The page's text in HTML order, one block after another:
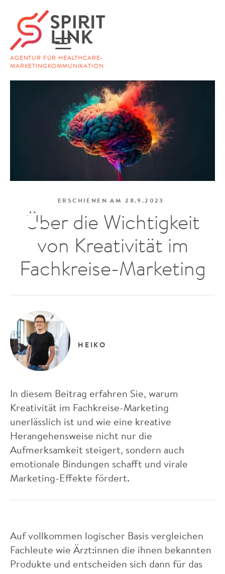
AGENTUR FÜR HEALTHCARE-
MARKETINGKOMMUNIKATION
ERSCHIENEN AM 28.9.2023
Über die Wichtigkeit
von Kreativität im
Fachkreise-Marketing
HEIKO
In diesem Beitrag erfahren Sie, warum
Kreativität im Fachkreise-Marketing
unerlässlich ist und wie eine kreative
Herangehensweise nicht nur die
Aufmerksamkeit steigert, sondern auch
emotionale Bindungen schafft und virale
Marketing-Effekte fördert.
Auf vollkommen logischer Basis vergleichen
Fachleute wie Ärzt:innen die ihnen bekannten
Produkte und entscheiden sich dann für das